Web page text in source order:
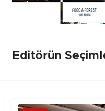
Editörün